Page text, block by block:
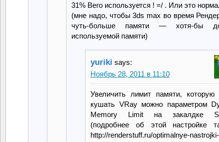
31% Вего используется ! =/ . Или это
(мне надо, чтобы 3ds max во время
чуть-больше памяти — хотя-бы
используемой памяти)
yuriki says:
Ноябрь 28, 2011 в 11:10
Увеличить лимит памяти, которую
кушать VRay можно параметром
Memory Limit на закалдке
(подробнее об этой настройке
http://renderstuff.ru/optimalnye-